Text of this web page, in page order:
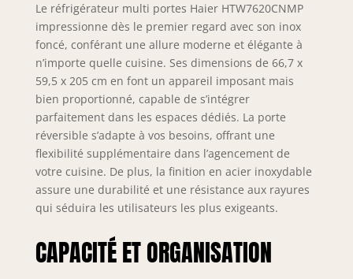
longtemps.
Capacité totale de
414 L : Avec 289 L
dans le
réfrigérateur et 125
L dans le
congélateur, ce
combi offre
l’espace parfait
pour stocker des
aliments frais et
congelés, idéal
pour les familles
ont besoin d’une
plus grande
Le réfrigérateur multi portes Haier HTW7620CNMP
impressionne dès le premier regard avec son inox
foncé, conférant une allure moderne et élégante à
n’importe quelle cuisine. Ses dimensions de 66,7 x
59,5 x 205 cm en font un appareil imposant mais
bien proportionné, capable de s’intégrer
parfaitement dans les espaces dédiés. La porte
réversible s’adapte à vos besoins, offrant une
flexibilité supplémentaire dans l’agencement de
votre cuisine. De plus, la finition en acier inoxydable
assure une durabilité et une résistance aux rayures
qui séduira les utilisateurs les plus exigeants.
CAPACITÉ ET ORGANISATION